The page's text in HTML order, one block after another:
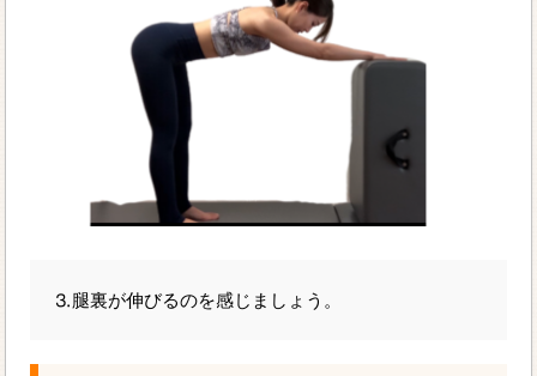
⒊腿裏が伸びるのを感じましょう。